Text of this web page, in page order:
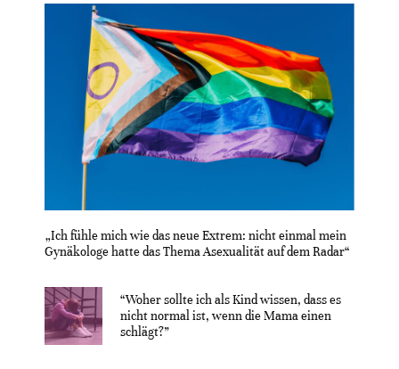
„Ich fühle mich wie das neue Extrem: nicht einmal mein
Gynäkologe hatte das Thema Asexualität auf dem Radar“
“Woher sollte ich als Kind wissen, dass es
nicht normal ist, wenn die Mama einen
schlägt?”